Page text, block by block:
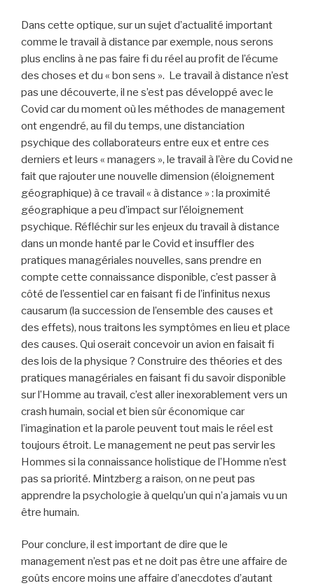
Dans cette optique, sur un sujet d’actualité important
comme le travail à distance par exemple, nous serons
plus enclins à ne pas faire fi du réel au profit de l’écume
des choses et du « bon sens ». Le travail à distance n’est
pas une découverte, il ne s’est pas développé avec le
Covid car du moment où les méthodes de management
ont engendré, au fil du temps, une distanciation
psychique des collaborateurs entre eux et entre ces
derniers et leurs « managers », le travail à l’ère du Covid ne
fait que rajouter une nouvelle dimension (éloignement
géographique) à ce travail « à distance » : la proximité
géographique a peu d’impact sur l’éloignement
psychique. Réfléchir sur les enjeux du travail à distance
dans un monde hanté par le Covid et insuffler des
pratiques managériales nouvelles, sans prendre en
compte cette connaissance disponible, c’est passer à
côté de l’essentiel car en faisant fi de l’infinitus nexus
causarum (la succession de l’ensemble des causes et
des effets), nous traitons les symptômes en lieu et place
des causes. Qui oserait concevoir un avion en faisait fi
des lois de la physique ? Construire des théories et des
pratiques managériales en faisant fi du savoir disponible
sur l’Homme au travail, c’est aller inexorablement vers un
crash humain, social et bien sûr économique car
l’imagination et la parole peuvent tout mais le réel est
toujours étroit. Le management ne peut pas servir les
Hommes si la connaissance holistique de l’Homme n’est
pas sa priorité. Mintzberg a raison, on ne peut pas
apprendre la psychologie à quelqu’un qui n’a jamais vu un
être humain.
Pour conclure, il est important de dire que le
management n’est pas et ne doit pas être une affaire de
goûts encore moins une affaire d’anecdotes d’autant